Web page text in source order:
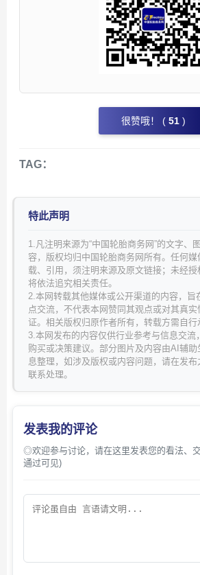
很赞哦！ ( 51 )
TAG：
特此声明
1.凡注明来源为“中国轮胎商务网”的文字、
容，版权均归中国轮胎商务网所有。任何
载、引用，须注明来源及原文链接；未经授
将依法追究相关责任。
2.本网转载其他媒体或公开渠道的内容，旨
点交流，不代表本网赞同其观点或对其真
证。相关版权归原作者所有，转载方需自行
3.本网发布的内容仅供行业参考与信息交流
购买或决策建议。部分图片及内容由AI辅
息整理，如涉及版权或内容问题，请在发布
联系处理。
发表我的评论
◎欢迎参与讨论，请在这里发表您的看法、
通过可见)